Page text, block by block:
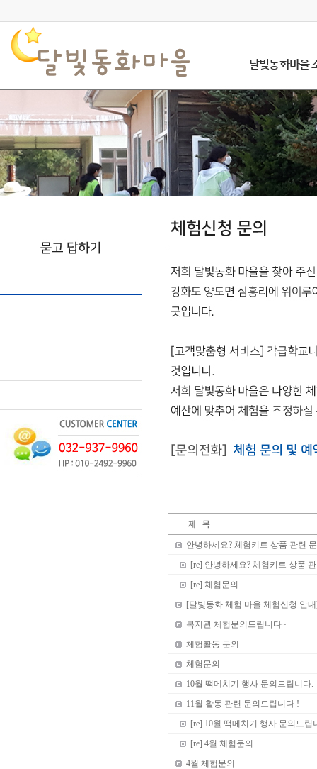
달빛동화마을
안녕하세요? 체험키트 상품 관련
[re] 안녕하세요? 체험키트 상품
[re] 체험문의
[달빛동화 체험 마을 체험신청 안
복지관 체험문의드립니다~
체험활동 문의
체험문의
10월 떡메치기 행사 문의드립니다.
11월 활동 관련 문의드립니다 !
[re] 10월 떡메치기 행사 문의드립
[re] 4월 체험문의
4월 체험문의